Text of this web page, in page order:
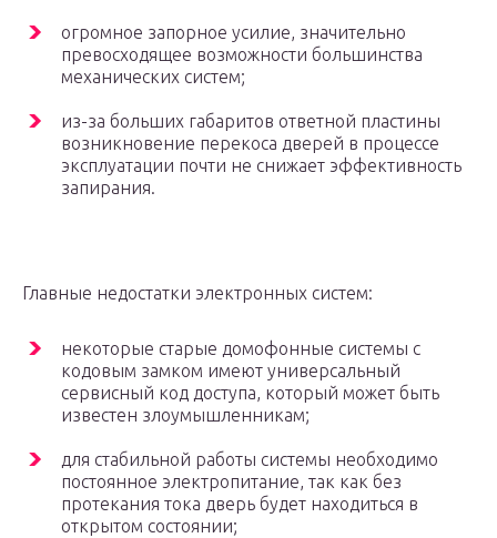
огромное запорное усилие, значительно
превосходящее возможности большинства
механических систем;
из-за больших габаритов ответной пластины
возникновение перекоса дверей в процессе
эксплуатации почти не снижает эффективность
запирания.
Главные недостатки электронных систем:
некоторые старые домофонные системы с
кодовым замком имеют универсальный
сервисный код доступа, который может быть
известен злоумышленникам;
для стабильной работы системы необходимо
постоянное электропитание, так как без
протекания тока дверь будет находиться в
открытом состоянии;